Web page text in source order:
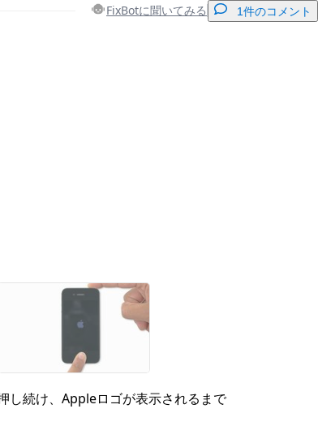
FixBotに聞いてみる 1件のコメント
し続け、Appleロゴが表示されるまで